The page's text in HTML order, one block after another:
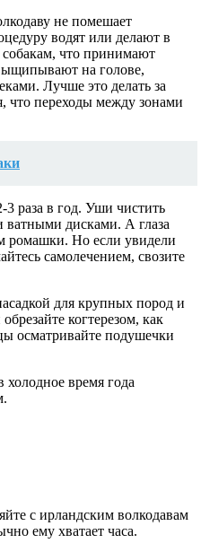
не помешает
водят или делают в
что принимают
на голове,
Лучше это делать за
что переходы между зонами
раза в год. Уши чистить
дисками. А глаза
ромашки. Но если увидели
самолечением, свозите
для крупных пород и
когтерезом, как
осматривайте подушечки
время года
с ирландским волкодавам
ему хватает часа.